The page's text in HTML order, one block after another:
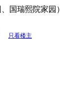
国瑞熙院家园）
只看楼主